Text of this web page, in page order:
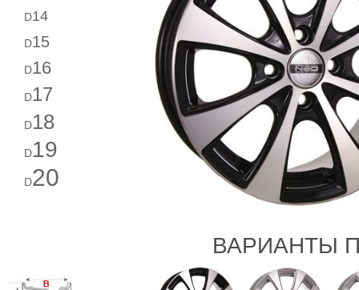
D14
D15
D16
D17
D18
D19
D20
ВАРИАНТЫ